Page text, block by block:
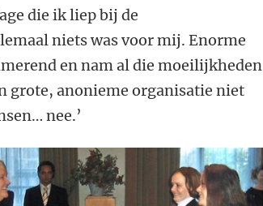
die ik liep bij de
niets was voor mij. Enorme
en nam al die moeilijkheden
grote, anonieme organisatie niet
nee.’